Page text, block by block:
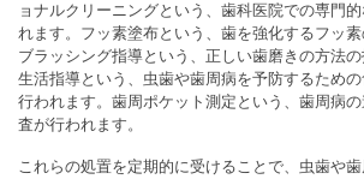
ョナルクリーニングという、歯科医院での専門
れます。フッ素塗布という、歯を強化するフッ素
ブラッシング指導という、正しい歯磨きの方法
生活指導という、虫歯や歯周病を予防するため
行われます。歯周ポケット測定という、歯周病
査が行われます。
これらの処置を定期的に受けることで、虫歯や歯